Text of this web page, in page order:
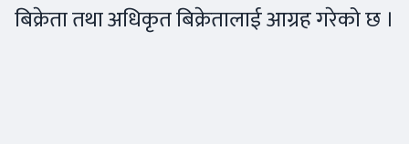
बिक्रेता तथा अधिकृत बिक्रेतालाई आग्रह गरेको छ ।